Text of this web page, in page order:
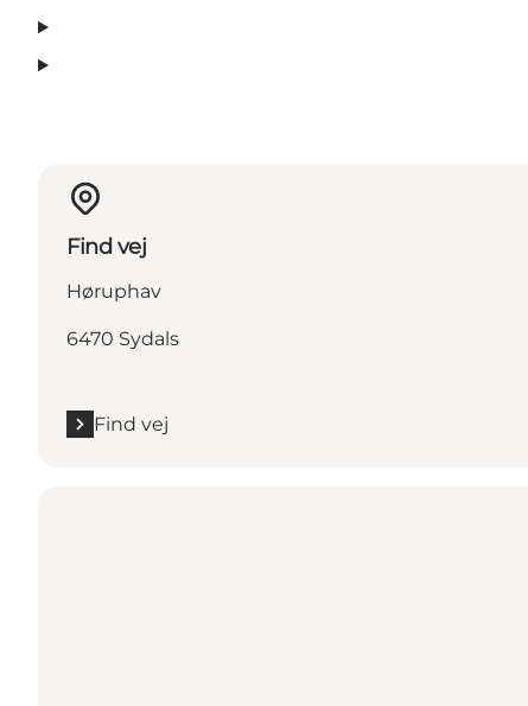
Find vej
Høruphav
6470 Sydals
Find vej